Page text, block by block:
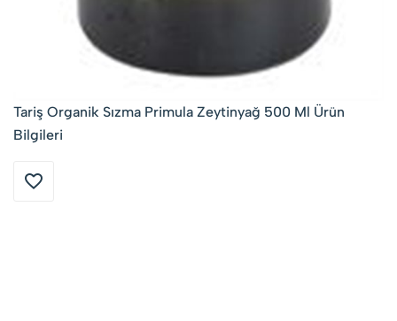
Tariş Organik Sızma Primula Zeytinyağ 500 Ml Ürün
Bilgileri